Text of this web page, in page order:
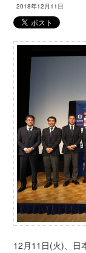
2018年12月11日
12月11日(火)、日